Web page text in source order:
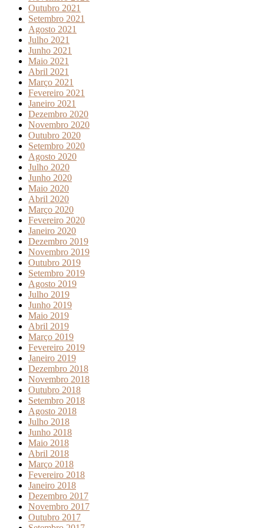
Outubro 2021
Setembro 2021
Agosto 2021
Julho 2021
Junho 2021
Maio 2021
Abril 2021
Março 2021
Fevereiro 2021
Janeiro 2021
Dezembro 2020
Novembro 2020
Outubro 2020
Setembro 2020
Agosto 2020
Julho 2020
Junho 2020
Maio 2020
Abril 2020
Março 2020
Fevereiro 2020
Janeiro 2020
Dezembro 2019
Novembro 2019
Outubro 2019
Setembro 2019
Agosto 2019
Julho 2019
Junho 2019
Maio 2019
Abril 2019
Março 2019
Fevereiro 2019
Janeiro 2019
Dezembro 2018
Novembro 2018
Outubro 2018
Setembro 2018
Agosto 2018
Julho 2018
Junho 2018
Maio 2018
Abril 2018
Março 2018
Fevereiro 2018
Janeiro 2018
Dezembro 2017
Novembro 2017
Outubro 2017